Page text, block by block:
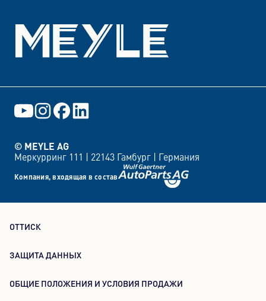
© MEYLE AG
Меркурринг 111 | 22143 Гамбург | Германия
Компания, входящая в состав
ОТТИСК
ЗАЩИТА ДАННЫХ
ОБЩИЕ ПОЛОЖЕНИЯ И УСЛОВИЯ ПРОДАЖИ